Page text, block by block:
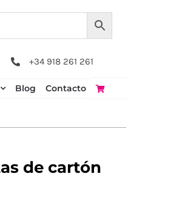
+34 918 261 261
Blog Contacto
de cartón